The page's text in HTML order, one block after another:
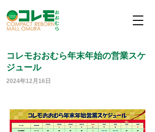
コレモおおむら年末年始の営業スケ
ジュール
2024年12月16日